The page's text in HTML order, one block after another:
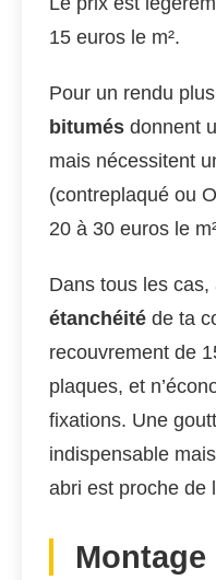
15 euros le m².
Pour un rendu
bitumés donnent
mais nécessitent
(contreplaqué ou
20 à 30 euros le
Dans tous les
étanchéité de ta
recouvrement de
plaques, et
fixations. Une
indispensable
abri est proche de
Montage